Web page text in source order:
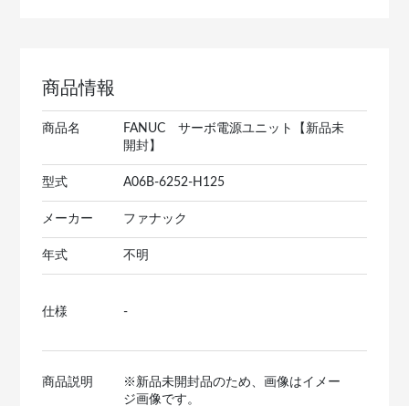
商品情報
商品名
FANUC サーボ電源ユニット【新品未
開封】
型式 A06B-6252-H125
メーカー ファナック
年式 不明
仕様 -
商品説明
※新品未開封品のため、画像はイメー
ジ画像です。